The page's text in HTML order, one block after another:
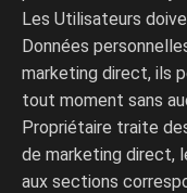
Les Utilisateurs
Données
marketing direct, ils
tout moment sans
Propriétaire traite
de marketing direct,
aux sections